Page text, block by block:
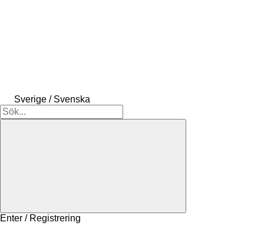
Sverige / Svenska
Enter / Registrering